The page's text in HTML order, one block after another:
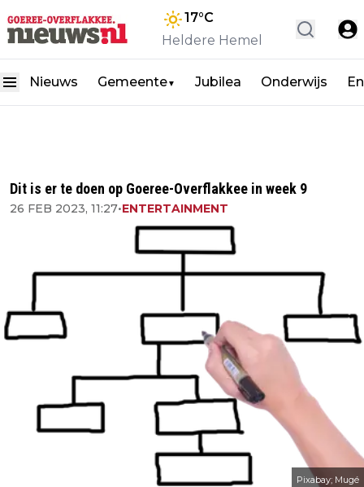
17°C
Heldere Hemel
Nieuws Gemeente▼ Jubilea Onderwijs
Dit is er te doen op Goeree-Overflakkee in week 9
26 FEB 2023, 11:27•ENTERTAINMENT
Pixabay; Mugé